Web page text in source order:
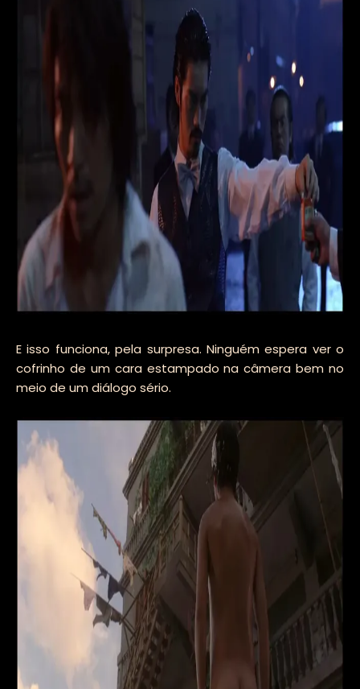
E isso funciona, pela surpresa. Ninguém espera ver o
cofrinho de um cara estampado na câmera bem no
meio de um diálogo sério.